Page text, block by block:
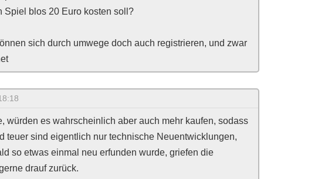
Spiel blos 20 Euro kosten soll?
sich durch umwege doch auch registrieren, und zwar
würden es wahrscheinlich aber auch mehr kaufen, sodass
teuer sind eigentlich nur technische Neuentwicklungen,
so etwas einmal neu erfunden wurde, griefen die
drauf zurück.